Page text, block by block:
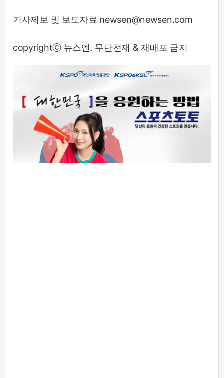
기사제보 및 보도자료 newsen@newsen.com
copyrightⓒ 뉴스엔. 무단전재 & 재배포 금지